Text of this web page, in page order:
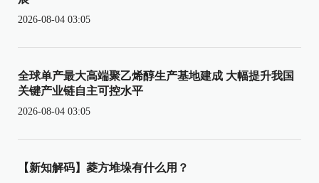
2026-08-04 03:05
全球单产最大高端聚乙烯醇生产基地建成 大幅提升我国
关键产业链自主可控水平
2026-08-04 03:05
【新知解码】菱方堆垛有什么用？